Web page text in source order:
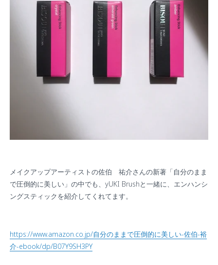
メイクアップアーティストの佐伯 祐介さんの新著「自分のまま
で圧倒的に美しい」の中でも、 yUKI Brushと一緒に、エンハンシ
ングスティックを紹介してくれてます。
https://www.amazon.co.jp/自分のままで圧倒的に美しい-佐伯-裕
介-ebook/dp/B07Y9SH3PY